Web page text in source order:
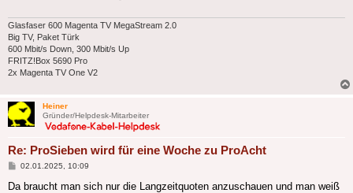
Glasfaser 600 Magenta TV MegaStream 2.0
Big TV, Paket Türk
600 Mbit/s Down, 300 Mbit/s Up
FRITZ!Box 5690 Pro
2x Magenta TV One V2
Heiner
Gründer/Helpdesk-Mitarbeiter
Re: ProSieben wird für eine Woche zu ProAcht
Beitrag
02.01.2025, 10:09
Da braucht man sich nur die Langzeitquoten anzuschauen und man weiß